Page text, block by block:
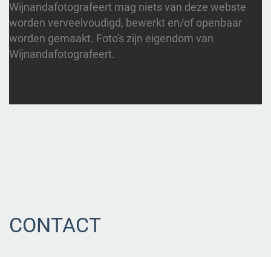
Wijnandafotografeert mag niets van deze webste
worden verveelvoudigd, bewerkt en/of openbaar
worden gemaakt. Foto's zijn eigendom van
Wijnandafotografeert.
CONTACT